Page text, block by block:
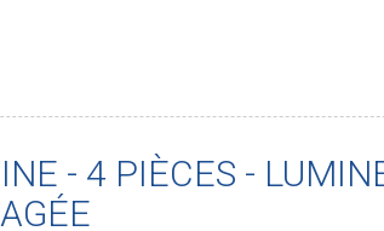
- 4 PIÈCES -